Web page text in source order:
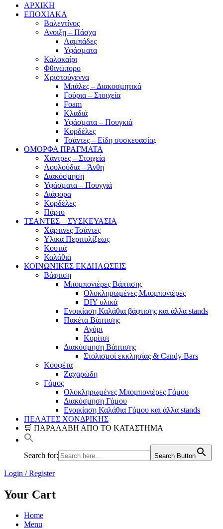
ΑΡΧΙΚΗ
ΕΠΟΧΙΑΚΑ
Βαλεντίνος
Ανοιξη – Πάσχα
Λαμπάδες
Υφάσματα
Καλοκαίρι
Φθινώπορο
Χριστούγεννα
Μπάλες – Διακοσμητικά
Γούρια – Στοιχεία
Foam
Κλαδιά
Υφάσματα – Πουγκιά
Κορδέλες
Τσάντες – Είδη συσκευασίας
ΟΜΟΡΦΑ ΠΡΑΓΜΑΤΑ
Χάντρες – Στοιχεία
Λουλούδια – Άνθη
Διακόσμηση
Υφάσματα – Πουγγιά
Διάφορα
Κορδέλες
Πάρτυ
ΤΣΑΝΤΕΣ – ΣΥΣΚΕΥΑΣΙΑ
Χάρτινες Τσάντες
Υλικά Περιτυλίξεως
Κουτιά
Καλάθια
ΚΟΙΝΩΝΙΚΕΣ ΕΚΔΗΛΩΣΕΙΣ
Βάφτιση
Μπομπονιέρες Βάπτισης
Ολοκληρωμένες Μπομπονιέρες
DIY υλικά
Ενοικίαση Καλάθια βάφτισης και άλλα stands
Πακέτα Βάπτισης
Αγόρι
Κορίτσι
Διακόσμηση Βάπτισης
Στολισμοί εκκλησίας & Candy Bars
Κουφέτα
Ζαχαρώδη
Γάμος
Ολοκληρωμένες Μπομπονιέρες Γάμου
Διακόσμηση Γάμου
Ενοικίαση Καλάθια Γάμου και άλλα stands
ΠΕΛΑΤΕΣ ΧΟΝΔΡΙΚΗΣ
🛒 ΠΑΡΑΛΑΒΗ ΑΠΟ ΤΟ ΚΑΤΑΣΤΗΜΑ
Search for: Search Button
Login / Register
Your Cart
Home
Menu